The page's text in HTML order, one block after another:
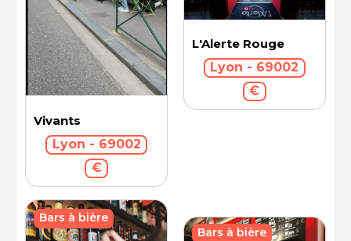
Vivants
Lyon - 69002
€
L'Alerte Rouge
Lyon - 69002
€
Bars à bière
Bars à bière